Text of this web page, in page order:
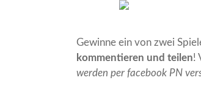
Gewinne ein von zwei
kommentieren und teilen!
werden per facebook PN